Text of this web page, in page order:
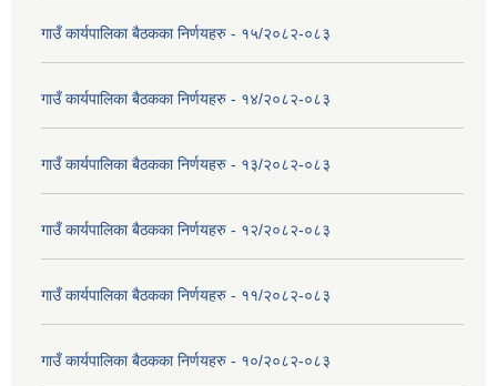
गाउँ कार्यपालिका बैठकका निर्णयहरु - १५/२०८२-०८३
गाउँ कार्यपालिका बैठकका निर्णयहरु - १४/२०८२-०८३
गाउँ कार्यपालिका बैठकका निर्णयहरु - १३/२०८२-०८३
गाउँ कार्यपालिका बैठकका निर्णयहरु - १२/२०८२-०८३
गाउँ कार्यपालिका बैठकका निर्णयहरु - ११/२०८२-०८३
गाउँ कार्यपालिका बैठकका निर्णयहरु - १०/२०८२-०८३